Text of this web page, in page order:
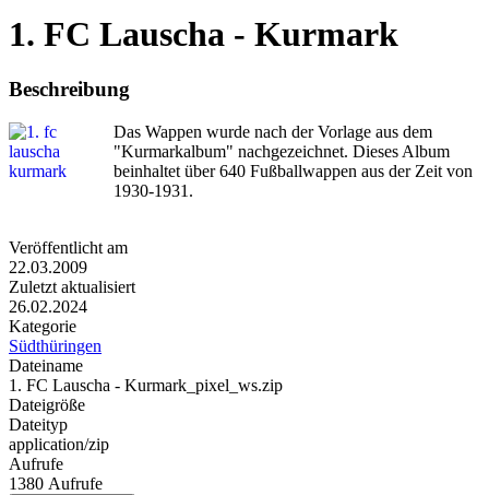
1. FC Lauscha - Kurmark
Beschreibung
Das Wappen wurde nach der Vorlage aus dem
"Kurmarkalbum" nachgezeichnet. Dieses Album
beinhaltet über 640 Fußballwappen aus der Zeit von
1930-1931.
Veröffentlicht am
22.03.2009
Zuletzt aktualisiert
26.02.2024
Kategorie
Südthüringen
Dateiname
1. FC Lauscha - Kurmark_pixel_ws.zip
Dateigröße
Dateityp
application/zip
Aufrufe
1380 Aufrufe